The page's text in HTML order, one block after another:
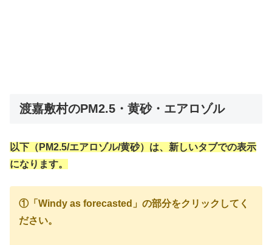
渡嘉敷村のPM2.5・黄砂・エアロゾル
以下（PM2.5/エアロゾル/黄砂）は、新しいタブでの表示
になります。
①「Windy as forecasted」の部分をクリックしてく
ださい。